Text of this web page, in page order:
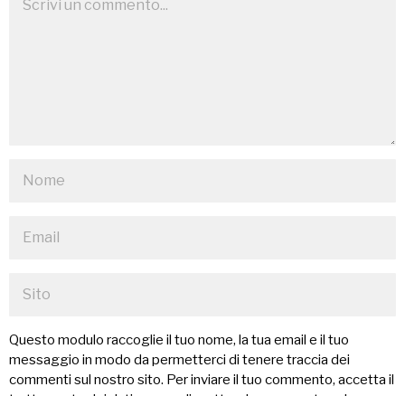
Questo modulo raccoglie il tuo nome, la tua email e il tuo
messaggio in modo da permetterci di tenere traccia dei
commenti sul nostro sito. Per inviare il tuo commento, accetta il